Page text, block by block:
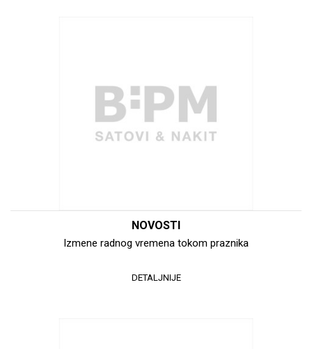
NOVOSTI
Izmene radnog vremena tokom praznika
DETALJNIJE